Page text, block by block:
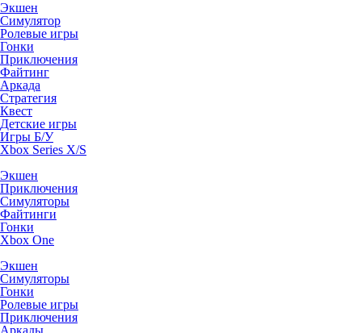
Экшен
Симулятор
Ролевые игры
Гонки
Приключения
Файтинг
Аркада
Стратегия
Квест
Детские игры
Игры Б/У
Xbox Series X/S
Экшен
Приключения
Симуляторы
Файтинги
Гонки
Xbox One
Экшен
Симуляторы
Гонки
Ролевые игры
Приключения
Аркады